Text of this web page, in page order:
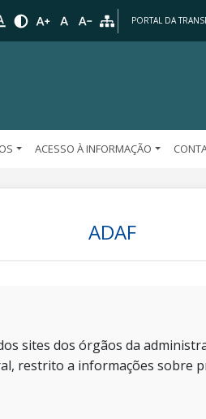
PORTAL DA
ACESSO À INFORMAÇÃO
ADAF
sites dos órgãos da
restrito a informações sobre